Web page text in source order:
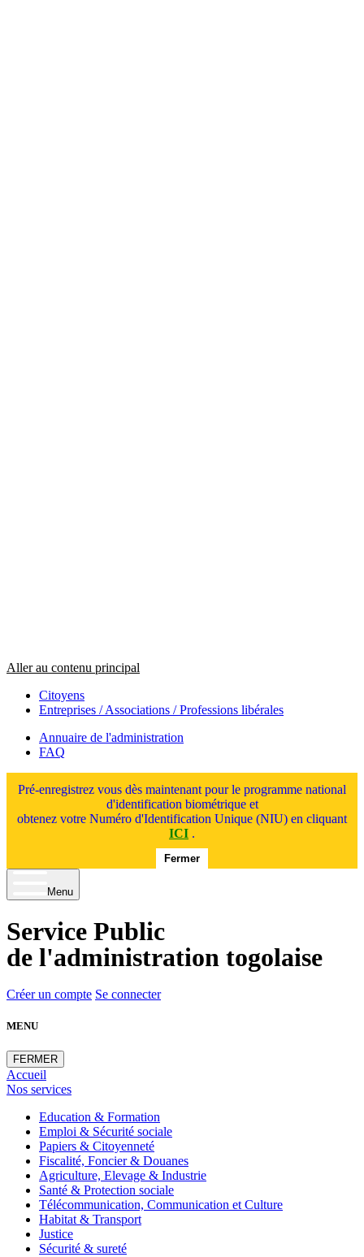
Aller au contenu principal
Citoyens
Entreprises / Associations / Professions libérales
Annuaire de l'administration
FAQ
Pré-enregistrez vous dès maintenant pour le programme national
d'identification biométrique et
obtenez votre Numéro d'Identification Unique (NIU) en cliquant
ICI .
Fermer
Menu
Service Public
de l'administration togolaise
Créer un compte Se connecter
MENU
FERMER
Accueil
Nos services
Education & Formation
Emploi & Sécurité sociale
Papiers & Citoyenneté
Fiscalité, Foncier & Douanes
Agriculture, Elevage & Industrie
Santé & Protection sociale
Télécommunication, Communication et Culture
Habitat & Transport
Justice
Sécurité & sureté